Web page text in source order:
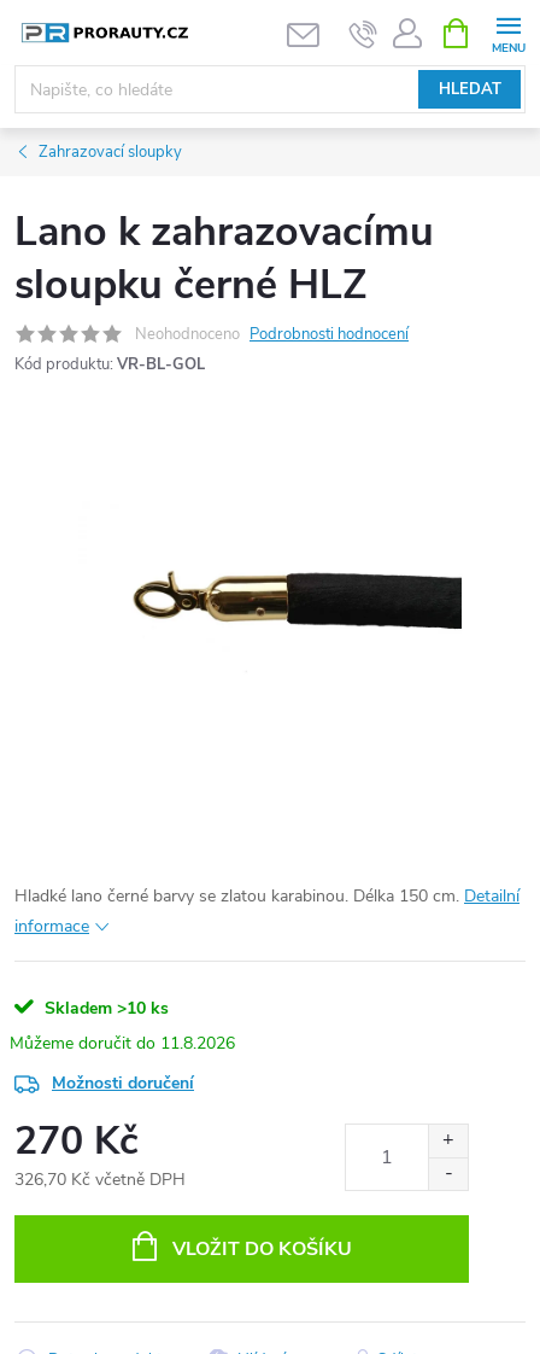
obsah
HLEDAT
NÁKUPNÍ
KOŠÍK
Zahrazovací sloupky
Lano k zahrazovacímu
sloupku černé HLZ
Neohodnoceno Podrobnosti hodnocení
Kód produktu: VR-BL-GOL
Hladké lano černé barvy se zlatou karabinou. Délka 150 cm. Detailní
informace
Skladem >10 ks
11.8.2026
Možnosti doručení
270 Kč
326,70 Kč včetně DPH
VLOŽIT DO KOŠÍKU